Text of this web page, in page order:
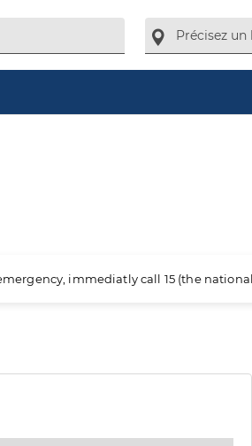
immediatly call 15 (the